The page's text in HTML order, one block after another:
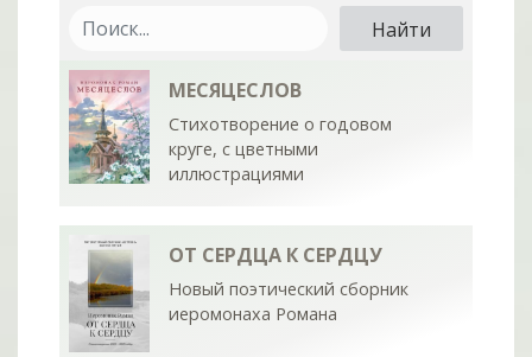
МЕСЯЦЕСЛОВ
Стихотворение о годовом
круге, с цветными
иллюстрациями
ОТ СЕРДЦА К СЕРДЦУ
Новый поэтический сборник
иеромонаха Романа